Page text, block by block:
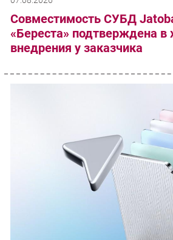
Совместимость СУБД
«Береста» подтверждена в
внедрения у заказчика